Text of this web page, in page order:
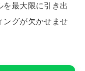
を最大限に引き出
ングが欠かせませ